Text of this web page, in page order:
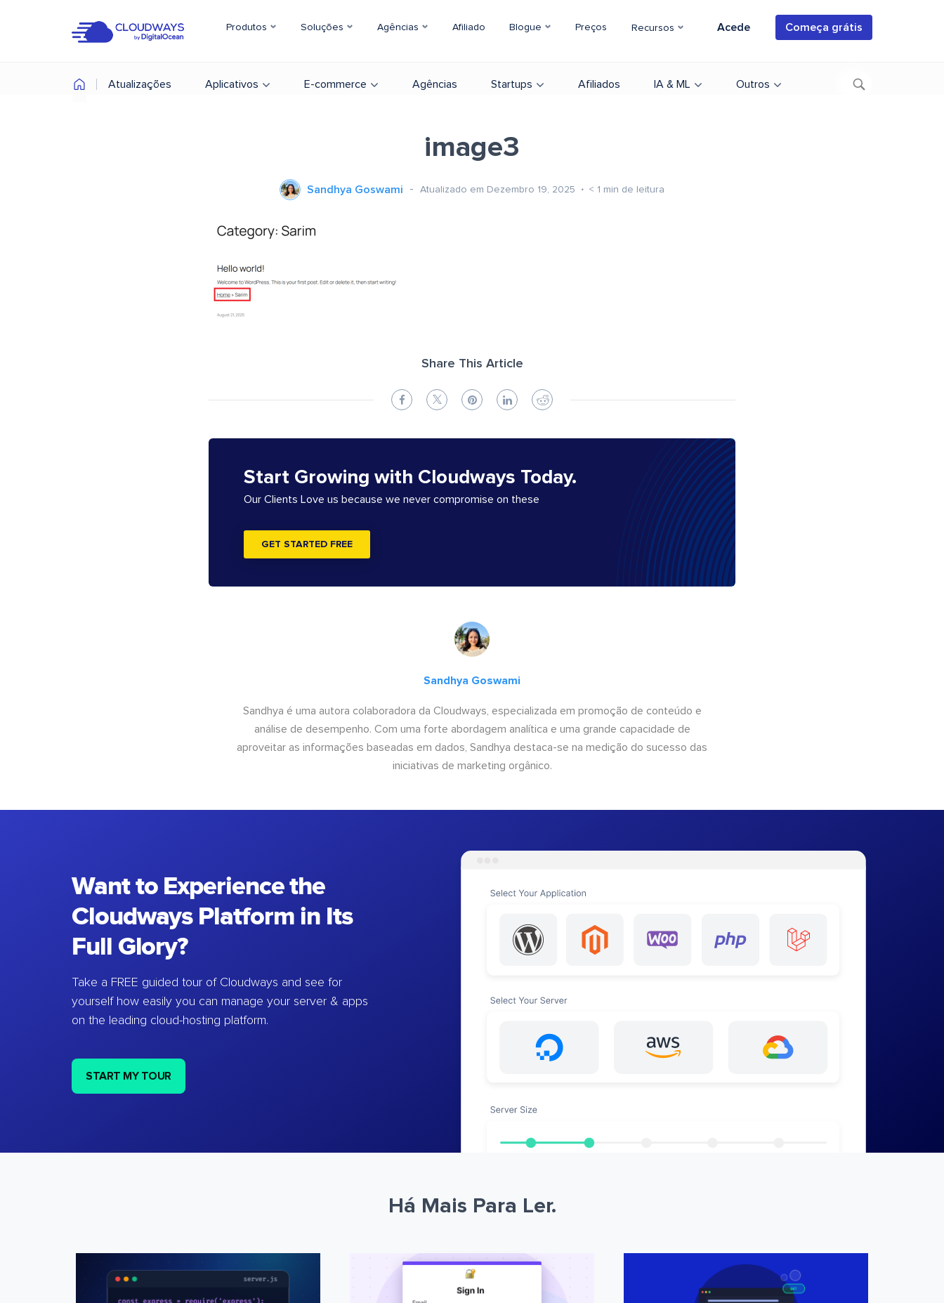
Produtos Soluções Agências Afiliado Blogue Preços Recursos Acede Começa grátis
Atualizações Aplicativos E-commerce Agências Startups Afiliados IA & ML Outros
image3
Sandhya Goswami Atualizado em Dezembro 19, 2025 < 1 min de leitura
Share This Article
Start Growing with Cloudways Today.
Our Clients Love us because we never compromise on these
GET STARTED FREE
Sandhya Goswami
Sandhya é uma autora colaboradora da Cloudways, especializada em promoção de conteúdo e
análise de desempenho. Com uma forte abordagem analítica e uma grande capacidade de
aproveitar as informações baseadas em dados, Sandhya destaca-se na medição do sucesso das
iniciativas de marketing orgânico.
Want to Experience the
Cloudways Platform in Its
Full Glory?
Take a FREE guided tour of Cloudways and see for
yourself how easily you can manage your server & apps
on the leading cloud-hosting platform.
START MY TOUR
Há Mais Para Ler.